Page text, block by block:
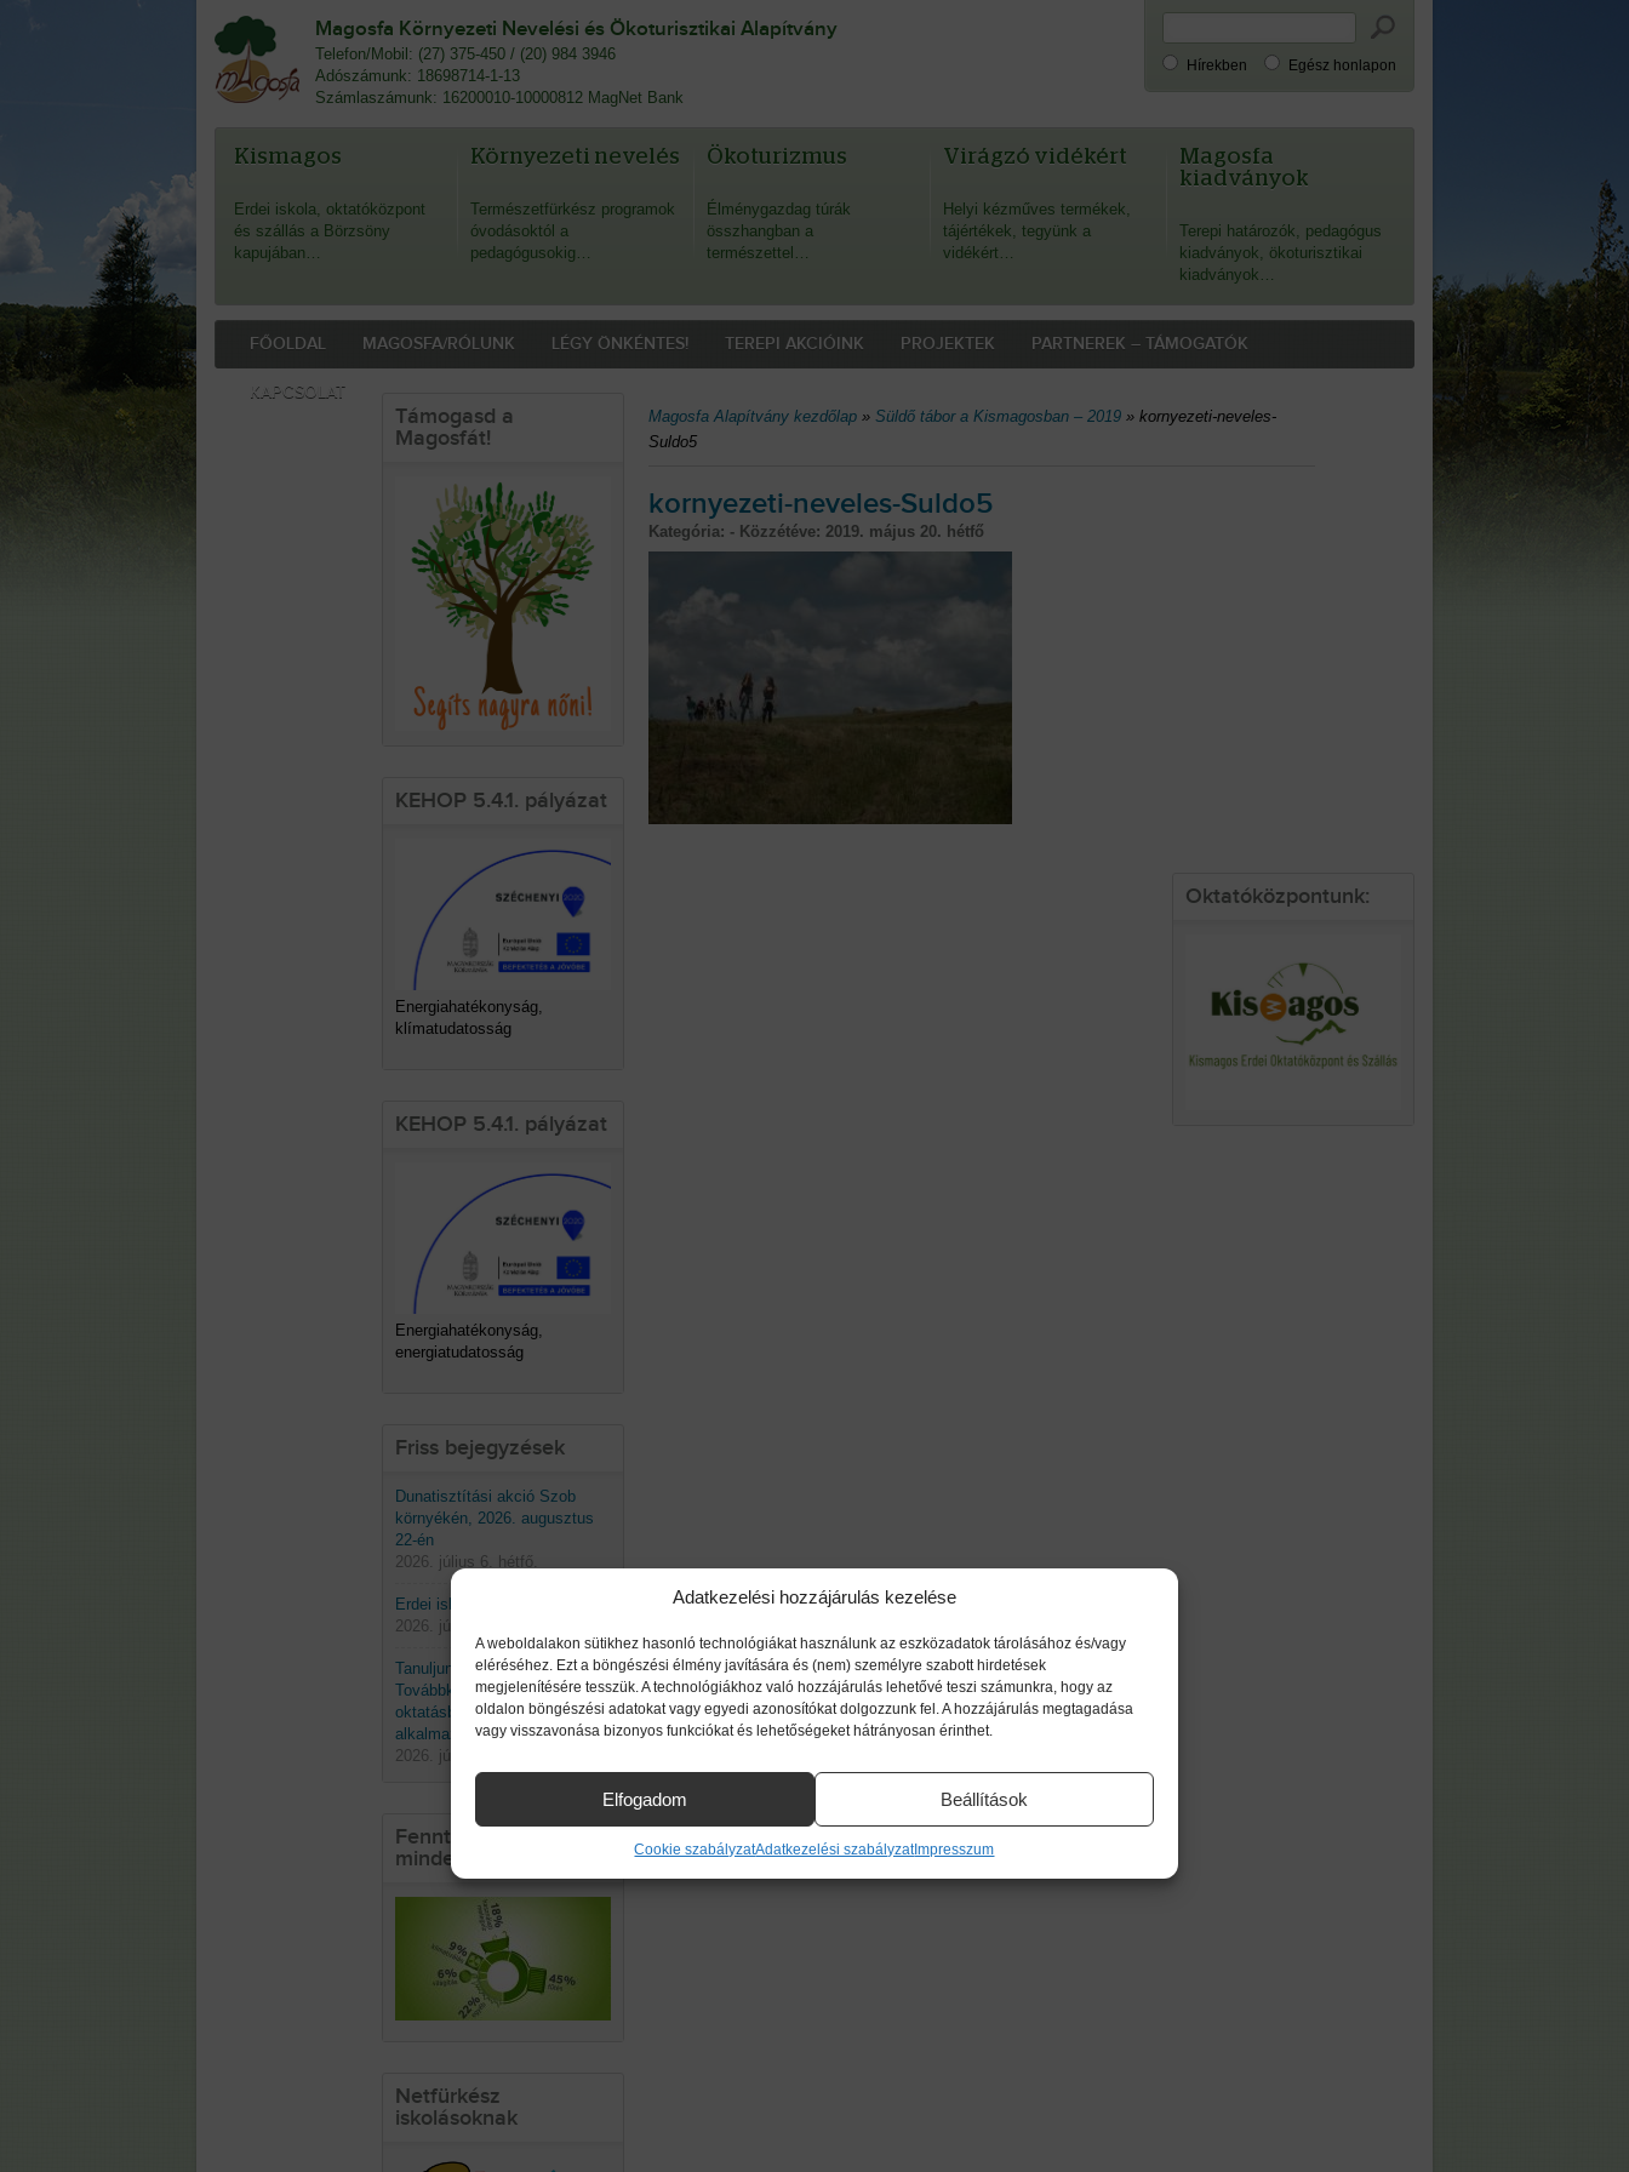
Adatkezelési hozzájárulás kezelése
A weboldalakon sütikhez hasonló technológiákat használunk az eszközadatok tárolásához és/vagy
eléréséhez. Ezt a böngészési élmény javítására és (nem) személyre szabott hirdetések
megjelenítésére tesszük. A technológiákhoz való hozzájárulás lehetővé teszi számunkra, hogy az
oldalon böngészési adatokat vagy egyedi azonosítókat dolgozzunk fel. A hozzájárulás megtagadása
vagy visszavonása bizonyos funkciókat és lehetőségeket hátrányosan érinthet.
Elfogadom Beállítások
Cookie szabályzatAdatkezelési szabályzatImpresszum
Magosfa Környezeti Nevelési és Ökoturisztikai Alapítvány
Telefon/Mobil: (27) 375-450 / (20) 984 3946
Adószámunk: 18698714-1-13
Számlaszámunk: 16200010-10000812 MagNet Bank
Hírekben Egész honlapon
Kismagos
Erdei iskola, oktatóközpont
és szállás a Börzsöny
kapujában…
Környezeti nevelés
Természetfürkész programok
óvodásoktól a
pedagógusokig…
Ökoturizmus
Élménygazdag túrák
összhangban a
természettel…
Virágzó vidékért
Helyi kézműves termékek,
tájértékek, tegyünk a
vidékért…
Magosfa
kiadványok
Terepi határozók, pedagógus
kiadványok, ökoturisztikai
kiadványok…
FŐOLDAL MAGOSFA/RÓLUNK LÉGY ÖNKÉNTES! TEREPI AKCIÓINK PROJEKTEK PARTNEREK – TÁMOGATÓK
KAPCSOLAT
Támogasd a
Magosfát!
KEHOP 5.4.1. pályázat
Energiahatékonyság,
klímatudatosság
KEHOP 5.4.1. pályázat
Energiahatékonyság,
energiatudatosság
Friss bejegyzések
Dunatisztítási akció Szob
környékén, 2026. augusztus
22-én
2026. július 6. hétfő.
Erdei iskolák 2026 tavaszán
2026. június 29. hétfő.
Tanuljunk a természettől!
Továbbképzés a biomimikri
oktatásban való
alkalmazásáról
2026. június 19. péntek.
Fenntarthatóság a
mindennapokban
Netfürkész
iskolásoknak
Magosfa Alapítvány kezdőlap » Süldő tábor a Kismagosban – 2019 » kornyezeti-neveles-
Suldo5
kornyezeti-neveles-Suldo5
Kategória: - Közzétéve: 2019. május 20. hétfő
Oktatóközpontunk: